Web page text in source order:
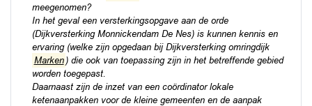
meegenomen?
In het geval een versterkingsopgave aan de orde
(Dijkversterking Monnickendam De Nes) is kunnen kennis en
ervaring (welke zijn opgedaan bij Dijkversterking omringdijk
Marken ) die ook van toepassing zijn in het betreffende gebied
worden toegepast.
Daarnaast zijn de inzet van een coördinator lokale
ketenaanpakken voor de kleine gemeenten en de aanpak